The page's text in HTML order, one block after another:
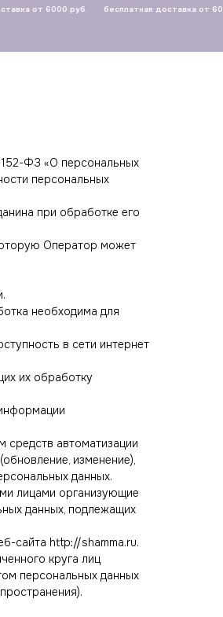
6000 руб. бесплатная доставка от 6000 руб.
152-ФЗ «О персональных
персональных
при обработке его
Оператор может
необходима для
в сети интернет
их обработку
средств автоматизации
изменение),
данных.
лицами организующие
данных, подлежащих
сайта http://shamma.ru.
круга лиц
персональных данных